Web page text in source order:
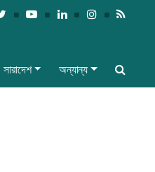
সারাদেশ অন্যান্য